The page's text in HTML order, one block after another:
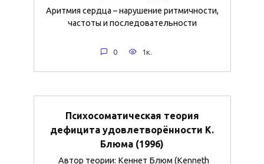
Аритмия сердца – нарушение ритмичности,
частоты и последовательности
0 1к.
Психосоматическая теория
дефицита удовлетворённости К.
Блюма (1996)
Автор теории: Кеннет Блюм (Kenneth